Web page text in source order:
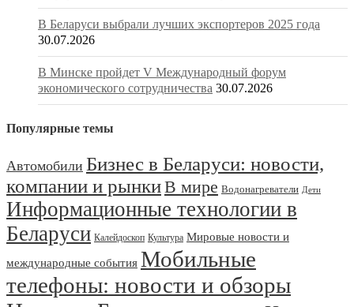
В Беларуси выбрали лучших экспортеров 2025 года
30.07.2026
В Минске пройдет V Международный форум
экономического сотрудничества 30.07.2026
Популярные темы
Автомобили Бизнес в Беларуси: новости,
компании и рынкиВ мире Водонагреватели Дети
Информационные технологии в
Беларуси Калейдоскоп Культура Мировые новости и
международные события Мобильные
телефоны: новости и обзоры